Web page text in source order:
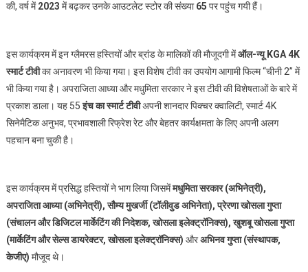
की, वर्ष में2023 में बढ़कर उनके आउटलेट स्टोर की संख्या65 पर पहुंच गयी हैं।
इस कार्यक्रम में इन ग्लैमरस हस्तियों और ब्रांड के मालिकों की मौजूदगी मेंऑल-न्यू KGA 4K
स्मार्ट टीवीका अनावरण भी किया गया। इस विशेष टीवी का उपयोग आगामी फिल्म “चीनी 2” में
भी किया गया है। अपराजिता आध्या और मधुमिता सरकार ने इस टीवी की विशेषताओं के बारे में
प्रकाश डाला। यह 55इंच का स्मार्ट टीवीअपनी शानदार पिक्चर क्वालिटी, स्मार्ट 4K
सिनेमैटिक अनुभव, प्रभावशाली रिफ्रेश रेट और बेहतर कार्यक्षमता के लिए अपनी अलग
पहचान बना चुकी है।
इस कार्यक्रम में प्रसिद्ध हस्तियों ने भाग लिया जिसमेंमधुमिता सरकार (अभिनेत्री),
अपराजिता आध्या (अभिनेत्री), सौम्य मुखर्जी (टॉलीवुड अभिनेता), प्रेरणा खोसला गुप्ता
(संचालन और डिजिटल मार्केटिंग की निदेशक, खोसला इलेक्ट्रॉनिक्स), खुशबू खोसला गुप्ता
(मार्केटिंग और सेल्स डायरेक्टर, खोसला इलेक्ट्रॉनिक्स) औरअभिनव गुप्ता (संस्थापक,
केजीए) मौजूद थे।